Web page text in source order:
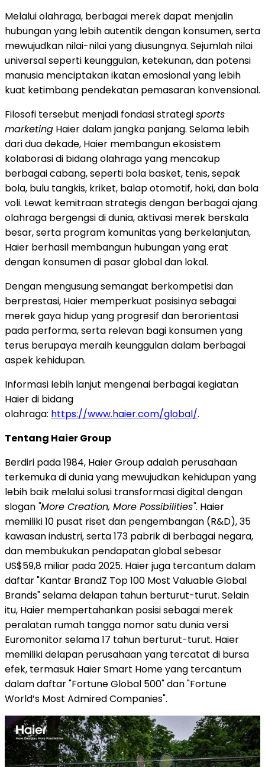
Melalui olahraga, berbagai merek dapat menjalin
hubungan yang lebih autentik dengan konsumen, serta
mewujudkan nilai-nilai yang diusungnya. Sejumlah nilai
universal seperti keunggulan, ketekunan, dan potensi
manusia menciptakan ikatan emosional yang lebih
kuat ketimbang pendekatan pemasaran konvensional.
Filosofi tersebut menjadi fondasi strategisports
marketing Haier dalam jangka panjang. Selama lebih
dari dua dekade, Haier membangun ekosistem
kolaborasi di bidang olahraga yang mencakup
berbagai cabang, seperti bola basket, tenis, sepak
bola, bulu tangkis, kriket, balap otomotif, hoki, dan bola
voli. Lewat kemitraan strategis dengan berbagai ajang
olahraga bergengsi di dunia, aktivasi merek berskala
besar, serta program komunitas yang berkelanjutan,
Haier berhasil membangun hubungan yang erat
dengan konsumen di pasar global dan lokal.
Dengan mengusung semangat berkompetisi dan
berprestasi, Haier memperkuat posisinya sebagai
merek gaya hidup yang progresif dan berorientasi
pada performa, serta relevan bagi konsumen yang
terus berupaya meraih keunggulan dalam berbagai
aspek kehidupan.
Informasi lebih lanjut mengenai berbagai kegiatan
Haier di bidang
olahraga: https://www.haier.com/global/.
Tentang Haier Group
Berdiri pada 1984, Haier Group adalah perusahaan
terkemuka di dunia yang mewujudkan kehidupan yang
lebih baik melalui solusi transformasi digital dengan
slogan "More Creation, More Possibilities". Haier
memiliki 10 pusat riset dan pengembangan (R&D), 35
kawasan industri, serta 173 pabrik di berbagai negara,
dan membukukan pendapatan global sebesar
US$59,8 miliar pada 2025. Haier juga tercantum dalam
daftar "Kantar BrandZ Top 100 Most Valuable Global
Brands" selama delapan tahun berturut-turut. Selain
itu, Haier mempertahankan posisi sebagai merek
peralatan rumah tangga nomor satu dunia versi
Euromonitor selama 17 tahun berturut-turut. Haier
memiliki delapan perusahaan yang tercatat di bursa
efek, termasuk Haier Smart Home yang tercantum
dalam daftar "Fortune Global 500" dan "Fortune
World’s Most Admired Companies".